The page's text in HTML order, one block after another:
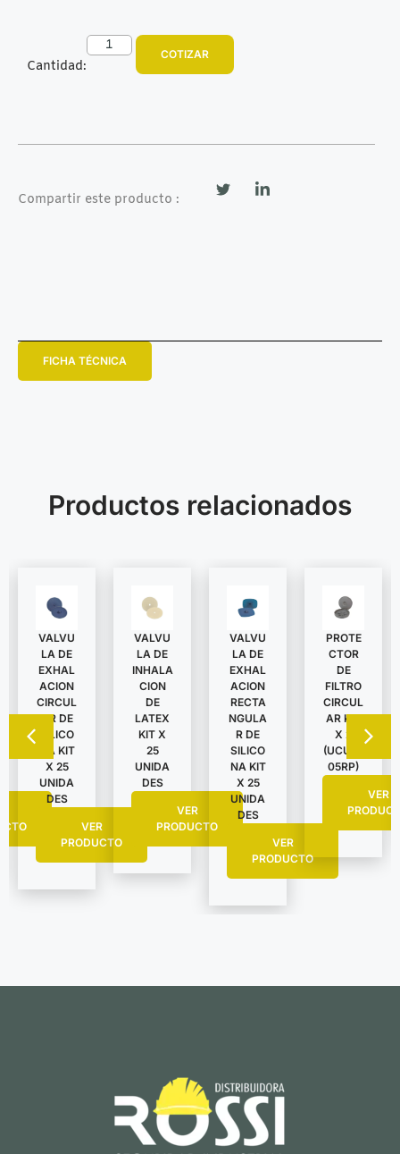
Cantidad:
COTIZAR
Compartir este producto :
FICHA TÉCNICA
Productos relacionados
VALVU
LA DE
EXHAL
ACION
CIRCUL
AR DE
SILICO
NA KIT
X 25
UNIDA
DES
VER
PRODUCTO
VALVU
LA DE
INHALA
CION
DE
LATEX
KIT X
25
UNIDA
DES
VER
PRODUCTO
VALVU
LA DE
EXHAL
ACION
RECTA
NGULA
R DE
SILICO
NA KIT
X 25
UNIDA
DES
VER
PRODUCTO
PROTE
CTOR
DE
FILTRO
CIRCUL
AR KIT
X 2
(UCU62
05RP)
VER